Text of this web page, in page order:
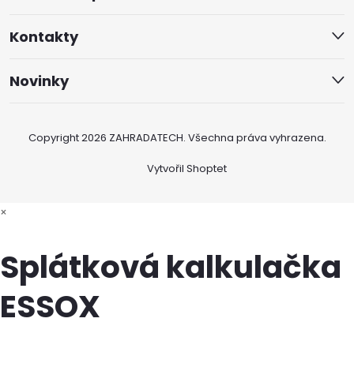
Kontakty
Novinky
Vytvořil Shoptet
Copyright 2026 ZAHRADATECH. Všechna práva vyhrazena.
×
Splátková kalkulačka
ESSOX